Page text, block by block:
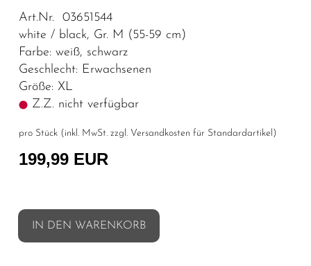
Art.Nr. 03651544
white / black, Gr. M (55-59 cm)
Farbe: weiß, schwarz
Geschlecht: Erwachsenen
Größe: XL
Z.Z. nicht verfügbar
pro Stück (inkl. MwSt. zzgl. Versandkosten für Standardartikel )
199,99 EUR
IN DEN WARENKORB